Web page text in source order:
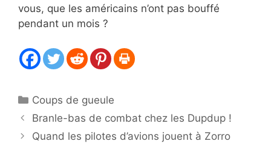
vous, que les américains n’ont pas bouffé
pendant un mois ?
Catégories
Coups de gueule
Branle-bas de combat chez les Dupdup !
Quand les pilotes d’avions jouent à Zorro